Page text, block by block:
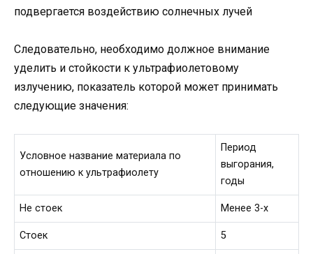
подвергается воздействию солнечных лучей
Следовательно, необходимо должное внимание
уделить и стойкости к ультрафиолетовому
излучению, показатель которой может принимать
следующие значения:
Условное название материала по
отношению к ультрафиолету
Период
выгорания,
годы
Не стоек Менее 3-х
Стоек 5